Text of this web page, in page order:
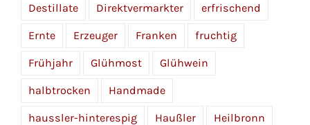
Destillate Direktvermarkter erfrischend
Ernte Erzeuger Franken fruchtig
Frühjahr Glühmost Glühwein
halbtrocken Handmade
haussler-hinterespig Haußler Heilbronn